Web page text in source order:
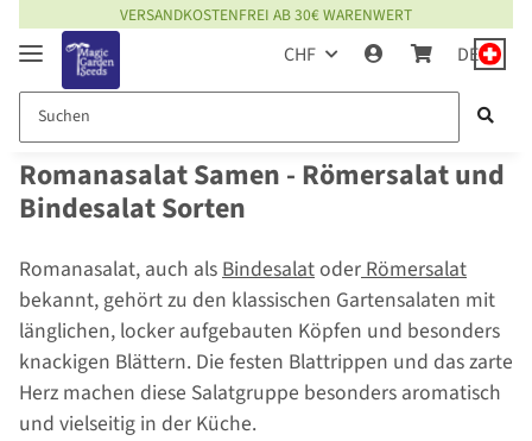
VERSANDKOSTENFREI AB 30€ WARENWERT
CHF DE
Romanasalat Samen - Römersalat und
Bindesalat Sorten
Romanasalat, auch alsBindesalatoderRömersalat
bekannt, gehört zu den klassischen Gartensalaten mit
länglichen, locker aufgebauten Köpfen und besonders
knackigen Blättern. Die festen Blattrippen und das zarte
Herz machen diese Salatgruppe besonders aromatisch
und vielseitig in der Küche.